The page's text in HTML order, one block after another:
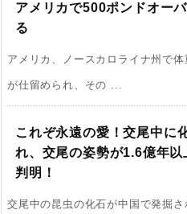
アメリカで500ポンドオー
る
アメリカ、ノースカロライナ州で
が仕留められ、その ...
これぞ永遠の愛！交尾中に
れ、交尾の姿勢が1.6億年
判明！
交尾中の昆虫の化石が中国で発掘